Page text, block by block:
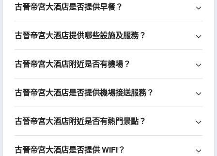
古晉帝宮大酒店是否提供早餐？
古晉帝宮大酒店提供哪些設施及服務？
古晉帝宮大酒店附近是否有機場？
古晉帝宮大酒店是否提供機場接送服務？
古晉帝宮大酒店附近是否有熱門景點？
古晉帝宮大酒店是否提供 WiFi？